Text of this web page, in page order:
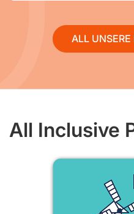
ALL
All Inclusive